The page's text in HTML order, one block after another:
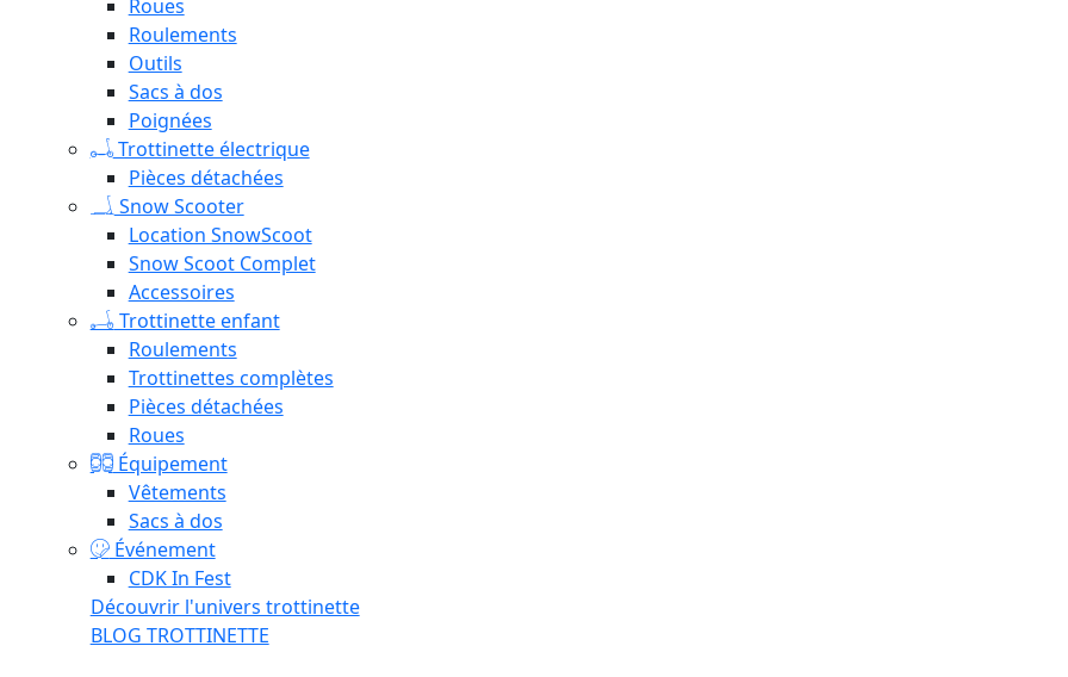
Roues
Roulements
Outils
Sacs à dos
Poignées
Trottinette électrique
Pièces détachées
Snow Scooter
Location SnowScoot
Snow Scoot Complet
Accessoires
Trottinette enfant
Roulements
Trottinettes complètes
Pièces détachées
Roues
Équipement
Vêtements
Sacs à dos
Événement
CDK In Fest
Découvrir l'univers trottinette
BLOG TROTTINETTE